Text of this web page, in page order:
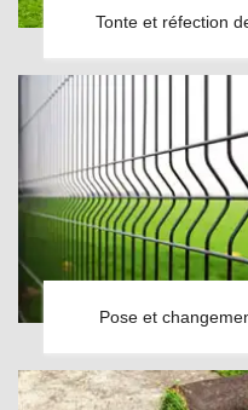
Tonte et réfection
Pose et